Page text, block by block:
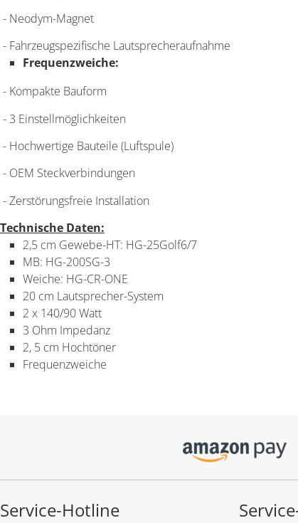
- Neodym-Magnet
- Fahrzeugspezifische Lautsprecheraufnahme
Frequenzweiche:
- Kompakte Bauform
- 3 Einstellmöglichkeiten
- Hochwertige Bauteile (Luftspule)
- OEM Steckverbindungen
- Zerstörungsfreie Installation
Technische Daten:
2,5 cm Gewebe-HT: HG-25Golf6/7
MB: HG-200SG-3
Weiche: HG-CR-ONE
20 cm Lautsprecher-System
2 x 140/90 Watt
3 Ohm Impedanz
2, 5 cm Hochtöner
Frequenzweiche
Service-Hotline